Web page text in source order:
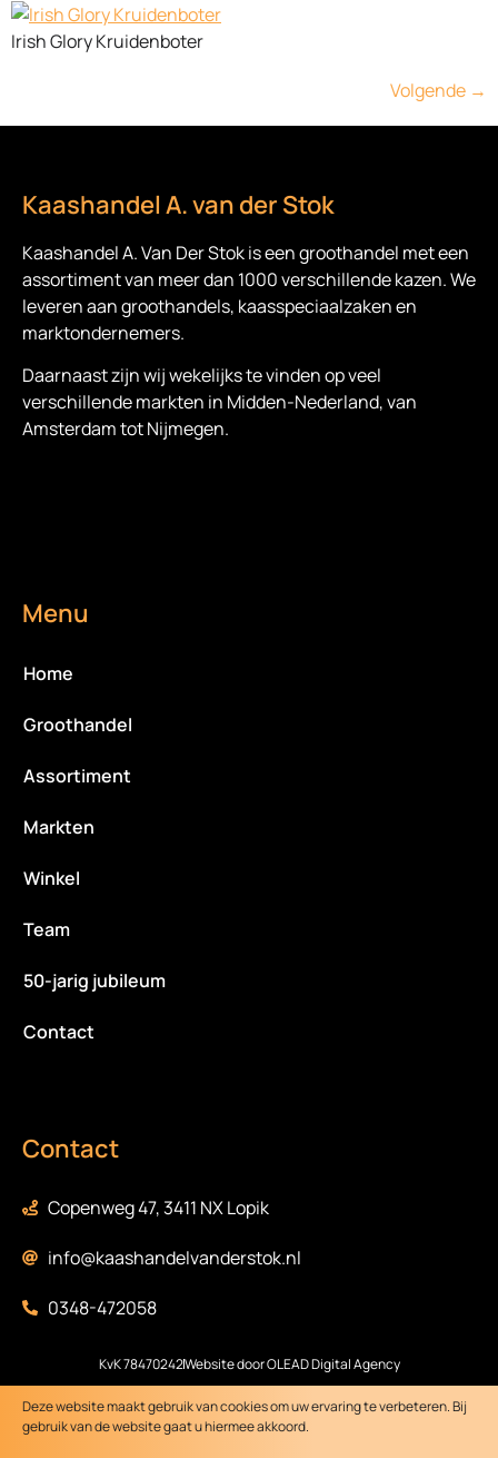
Irish Glory Kruidenboter
Volgende →
Kaashandel A. van der Stok
Kaashandel A. Van Der Stok is eengroothandel met een
assortiment van meer dan 1000 verschillende kazen. We
leveren aan groothandels, kaasspeciaalzaken en
marktondernemers.
Daarnaast zijn wij wekelijks te vinden op veel
verschillende markten in Midden-Nederland, van
Amsterdam tot Nijmegen.
Menu
Home
Groothandel
Assortiment
Markten
Winkel
Team
50-jarig jubileum
Contact
Contact
Copenweg 47, 3411 NX Lopik
info@kaashandelvanderstok.nl
0348-472058
KvK 78470242Website door OLEAD Digital Agency
Deze website maakt gebruik van cookies om uw ervaring te verbeteren. Bij
gebruik van de website gaat u hiermee akkoord.